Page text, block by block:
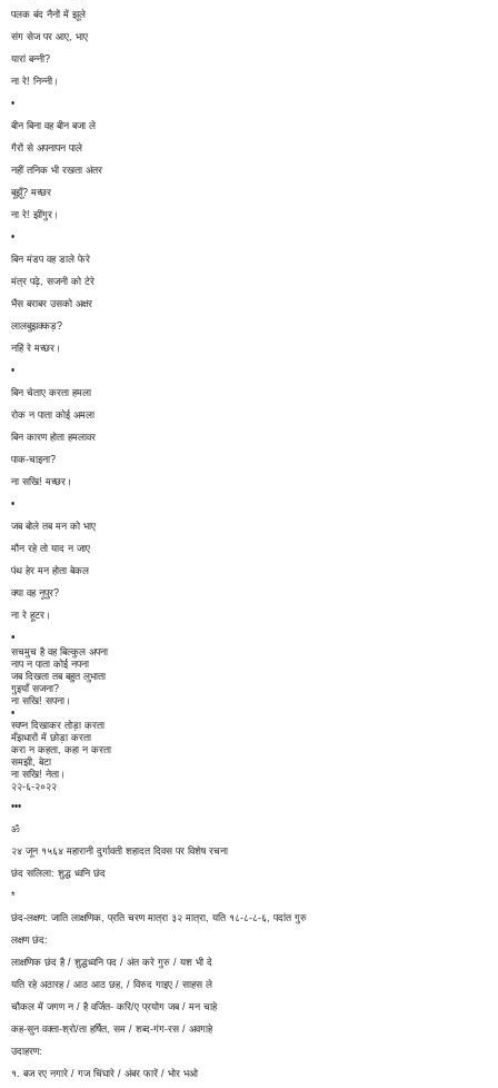
पलक बंद नैनों में झूले
संग सेज पर आए, भाए
यारां बन्नी?
ना रे! निन्नी।
•
बीन बिना वह बीन बजा ले
गैरों से अपनापन पाले
नहीं तनिक भी रखता अंतर
बूझूँ? मच्छर
ना रे! झींगुर।
•
बिन मंडप वह डाले फेरे
मंत्र पढ़े, सजनी को टेरे
भैंस बराबर उसको अक्षर
लालबुझक्कड़?
नहिं रे मच्छर।
•
बिन चेताए करता हमला
रोक न पाता कोई अमला
बिन कारण होता हमलावर
पाक-चाइना?
ना सखि! मच्छर।
•
जब बोले तब मन को भाए
मौन रहे तो याद न जाए
पंथ हेर मन होता बेकल
क्या वह नूपुर?
ना रे हूटर।
•
सचमुच है वह बिल्कुल अपना
नाप न पाता कोई नपना
जब दिखता तब बहुत लुभाता
गुइयाँ सजना?
ना सखि! सपना।
•
स्वप्न दिखाकर तोड़ा करता
मँझधारों में छोड़ा करता
करा न कहता, कहा न करता
समझी, बेटा
ना सखि! नेता।
२२-६-२०२२
•••
ॐ
२४ जून १५६४ महारानी दुर्गावती शहादत दिवस पर विशेष रचना
छंद सलिला: ​​​शुद्ध ध्वनि छंद
*
छंद-लक्षण: जाति लाक्षणिक, प्रति चरण मात्रा ३२ मात्रा, यति १८-८-८-६, पदांत गुरु
लक्षण छंद:
लाक्षणिक छंद है / शुद्धध्वनि पद / अंत करे गुरु / यश भी दे
यति रहे अठारह / आठ आठ छह, / विरुद गाइए / साहस ले
चौकल में जगण न / है वर्जित- करि/ए प्रयोग जब / मन चाहे
कह-सुन वक्ता-श्रो/ता हर्षित, सम / शब्द-गंग-रस / अवगाहे
उदाहरण:
१. बज रए नगारे / गज चिंघारे / अंबर फारें / भोर भओ